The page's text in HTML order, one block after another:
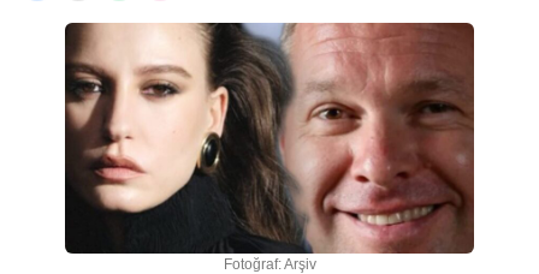
Fotoğraf: Arşiv